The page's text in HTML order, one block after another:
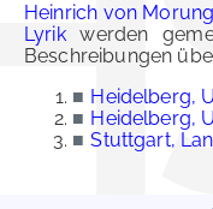
Heinrich von
Lyrikwerden
Beschreibungen
■ Heidelberg,
■ Heidelberg,
■ Stuttgart,